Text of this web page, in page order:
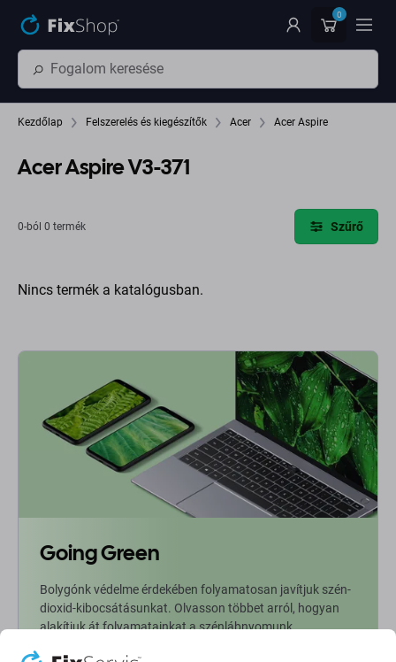
0
Kezdőlap Felszerelés és kiegészítők Acer Acer Aspire
Acer Aspire V3-371
0-ból 0 termék Szűrő
Nincs termék a katalógusban.
Going Green
Bolygónk védelme érdekében folyamatosan javítjuk szén-
dioxid-kibocsátásunkat. Olvasson többet arról, hogyan
alakítjuk át folyamatainkat a szénlábnyomunk